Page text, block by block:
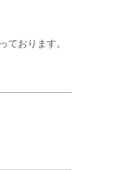
おります。